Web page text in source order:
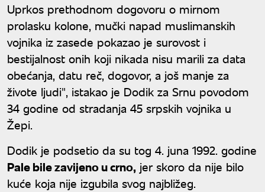
Uprkos prethodnom dogovoru o mirnom
prolasku kolone, mučki napad muslimanskih
vojnika iz zasede pokazao je surovost i
bestijalnost onih koji nikada nisu marili za data
obećanja, datu reč, dogovor, a još manje za
živote ljudi", istakao je Dodik za Srnu povodom
34 godine od stradanja 45 srpskih vojnika u
Žepi.
Dodik je podsetio da su tog 4. juna 1992. godine
Pale bile zavijeno u crno, jer skoro da nije bilo
kuće koja nije izgubila svog najbližeg.